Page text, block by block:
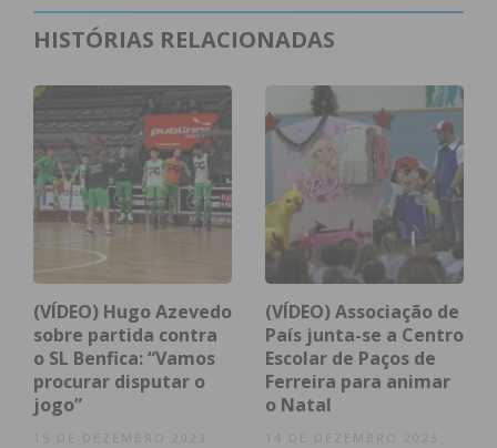
Assine nossa newsletter por e-mail e
obtenha de forma regular a informação
Eu li e concordo com os termos e
condições
HISTÓRIAS RELACIONADAS
(VÍDEO) Hugo Azevedo
sobre partida contra
o SL Benfica: “Vamos
procurar disputar o
jogo”
(VÍDEO) Associação de
País junta-se a Centro
Escolar de Paços de
Ferreira para animar
o Natal
14 DE DEZEMBRO 2023